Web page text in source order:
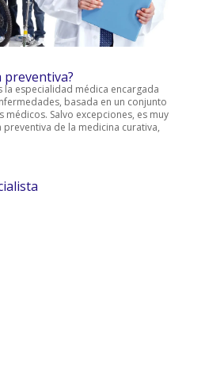
preventiva?
la especialidad médica encargada
basada en un conjunto
médicos. Salvo excepciones, es muy
de la medicina curativa,